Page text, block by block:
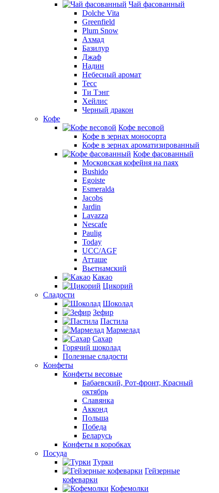
Чай фасованный
Dolche Vita
Greenfield
Plum Snow
Ахмад
Базилур
Джаф
Надин
Небесный аромат
Тесс
Ти Тэнг
Хейлис
Черный дракон
Кофе
Кофе весовой
Кофе в зернах моносорта
Кофе в зернах ароматизированный
Кофе фасованный
Московская кофейня на паях
Bushido
Egoiste
Esmeralda
Jacobs
Jardin
Lavazza
Nescafe
Paulig
Today
UCC/AGF
Атташе
Вьетнамский
Какао
Цикорий
Сладости
Шоколад
Зефир
Пастила
Мармелад
Сахар
Горячий шоколад
Полезные сладости
Конфеты
Конфеты весовые
Бабаевский, Рот-фронт, Красный
октябрь
Славянка
Акконд
Польша
Победа
Беларусь
Конфеты в коробках
Посуда
Турки
Гейзерные
кофеварки
Кофемолки